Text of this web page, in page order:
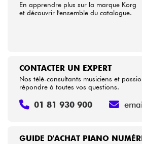
En apprendre plus sur la marque Korg
et découvrir l'ensemble du catalogue.
GUIDE D'ACHAT PIANO
CONTACTER UN EXPERT
Nos télé-consultants musiciens et
répondre à toutes vos questions.
01 81 930 900